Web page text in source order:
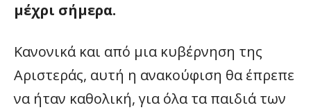
μέχρι σήμερα.
Κανονικά και από μια κυβέρνηση της
Αριστεράς, αυτή η ανακούφιση θα έπρεπε
να ήταν καθολική, για όλα τα παιδιά των